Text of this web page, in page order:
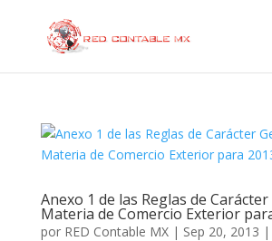
Anexo 1 de las Reglas de
Materia de Comercio Exterior
por RED Contable MX| Sep 20, 2013 |